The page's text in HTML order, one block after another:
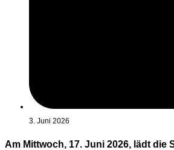
3. Juni 2026
Am Mittwoch, 17. Juni 2026, lädt die